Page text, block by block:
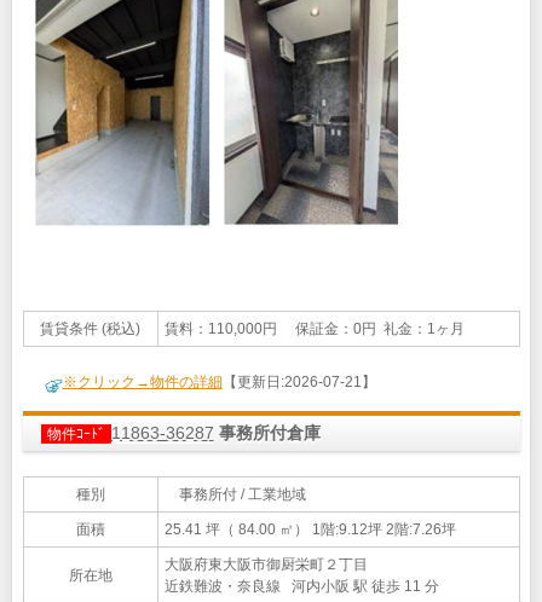
賃貸条件 (税込) 賃料：110,000円 保証金：0円 礼金：1ヶ月
※クリック→物件の詳細 【更新日:2026-07-21】
物件ｺｰﾄﾞ 11863-36287 事務所付倉庫
種別 事務所付 / 工業地域
面積 25.41 坪（ 84.00 ㎡） 1階:9.12坪 2階:7.26坪
所在地
大阪府東大阪市御厨栄町２丁目
近鉄難波・奈良線 河内小阪 駅 徒歩 11 分